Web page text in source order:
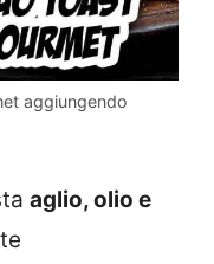
aggiungendo
aglio, olio e